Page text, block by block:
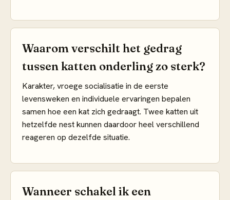
Waarom verschilt het gedrag
tussen katten onderling zo sterk?
Karakter, vroege socialisatie in de eerste
levensweken en individuele ervaringen bepalen
samen hoe een kat zich gedraagt. Twee katten uit
hetzelfde nest kunnen daardoor heel verschillend
reageren op dezelfde situatie.
Wanneer schakel ik een